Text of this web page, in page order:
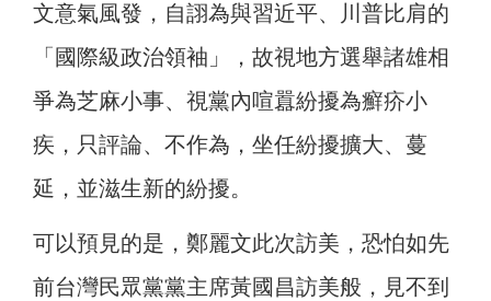
文意氣風發，自詡為與習近平、川普比肩的
「國際級政治領袖」，故視地方選舉諸雄相
爭為芝麻小事、視黨內喧囂紛擾為癬疥小
疾，只評論、不作為，坐任紛擾擴大、蔓
延，並滋生新的紛擾。
可以預見的是，鄭麗文此次訪美，恐怕如先
前台灣民眾黨黨主席黃國昌訪美般，見不到